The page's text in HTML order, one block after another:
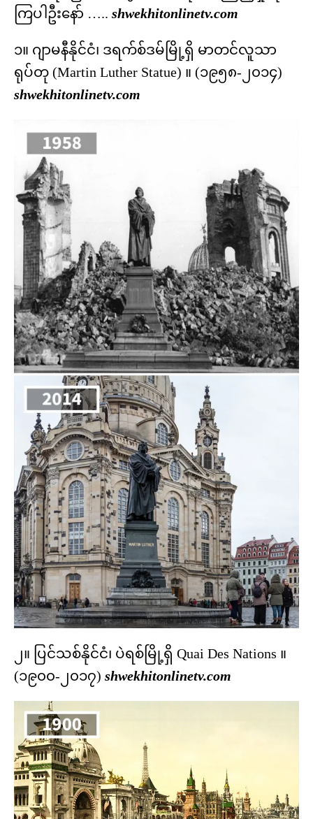
ကြပါဦးနော် ….. shwekhitonlinetv.com
၁။ ဂျာမနီနိုင်ငံ၊ ဒရက်စ်ဒမ်မြို့ရှိ မာတင်လူသာ
ရုပ်တု (Martin Luther Statue) ။ (၁၉၅၈-၂၀၁၄)
shwekhitonlinetv.com
၂။ ပြင်သစ်နိုင်ငံ၊ ပဲရစ်မြို့ရှိ Quai Des Nations ။
(၁၉၀၀-၂၀၁၇) shwekhitonlinetv.com